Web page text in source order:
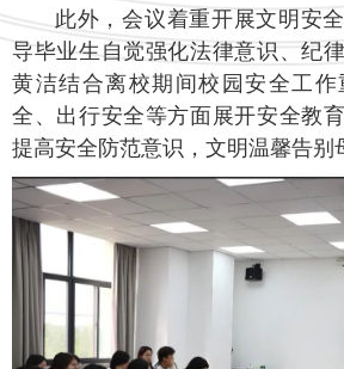
此外，会议着重开展文明安
导毕业生自觉强化法律意识、纪
黄洁结合离校期间校园安全工
全、出行安全等方面展开安全教
提高安全防范意识，文明温馨告别